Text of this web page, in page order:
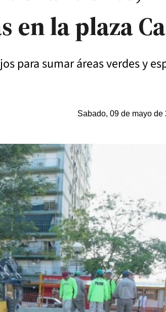
en la plaza
para sumar áreas verdes y
Sabado, 09 de mayo de